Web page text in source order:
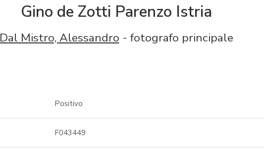
Gino de Zotti Parenzo Istria
Dal Mistro, Alessandro - fotografo principale
Positivo
F043449